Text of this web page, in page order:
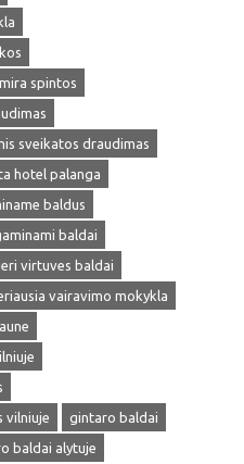
spintos
sveikatos draudimas
hotel palanga
baldus
baldai
virtuves baldai
vairavimo mokykla
vilniuje
gintaro baldai
baldai alytuje